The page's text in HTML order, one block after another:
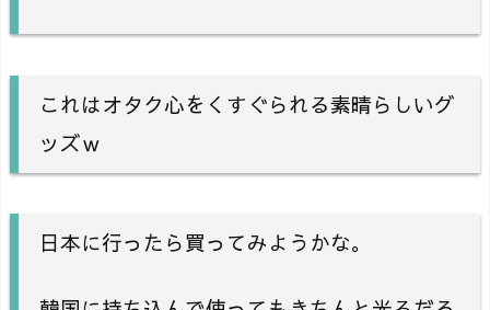
これはオタク心をくすぐられる素晴らしいグ
ッズｗ
日本に行ったら買ってみようかな。